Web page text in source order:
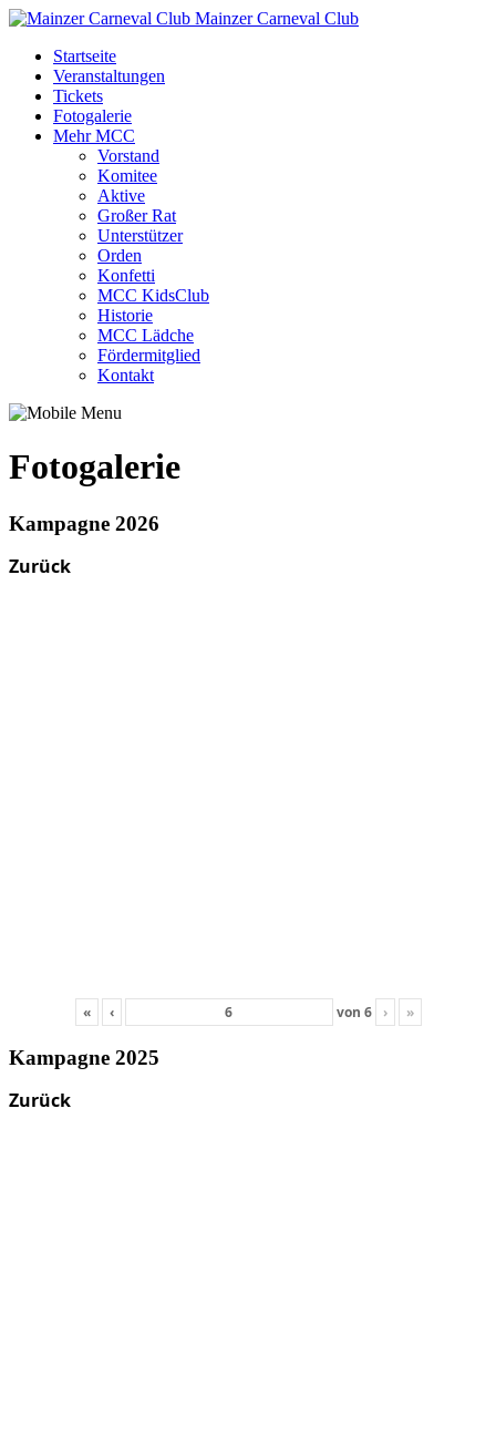
Mainzer Carneval Club
Startseite
Veranstaltungen
Tickets
Fotogalerie
Mehr MCC
Vorstand
Komitee
Aktive
Großer Rat
Unterstützer
Orden
Konfetti
MCC KidsClub
Historie
MCC Lädche
Fördermitglied
Kontakt
Fotogalerie
Kampagne 2026
Zurück
« ‹ von 6 › »
Kampagne 2025
Zurück